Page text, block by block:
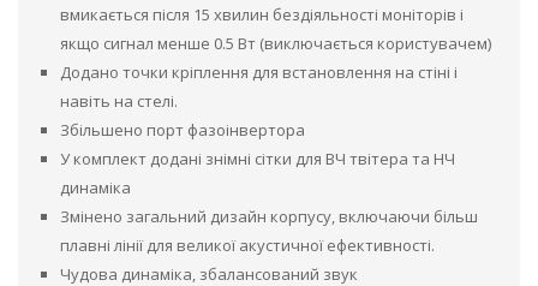
вмикається після 15 хвилин бездіяльності моніторів і
якщо сигнал менше 0.5 Вт (виключається користувачем)
Додано точки кріплення для встановлення на стіні і
навіть на стелі.
Збільшено порт фазоінвертора
У комплект додані знімні сітки для ВЧ твітера та НЧ
динаміка
Змінено загальний дизайн корпусу, включаючи більш
плавні лінії для великої акустичної ефективності.
Чудова динаміка, збалансований звук